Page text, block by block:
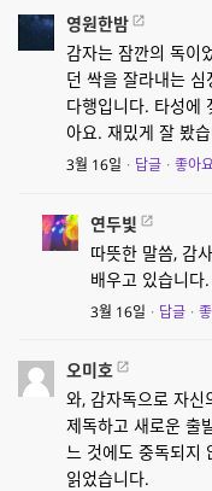
영원한밤
감자는 잠깐의 독이
던 싹을 잘라내는
다행입니다. 타성에
아요. 재밌게 잘 봤
3월 16일 · 답글 · 좋아
연두빛
따뜻한 말씀, 감
배우고 있습니다.
3월 16일 · 답글 ·
오미호
와, 감자독으로 자
제독하고 새로운 출
느 것에도 중독되지
읽었습니다.